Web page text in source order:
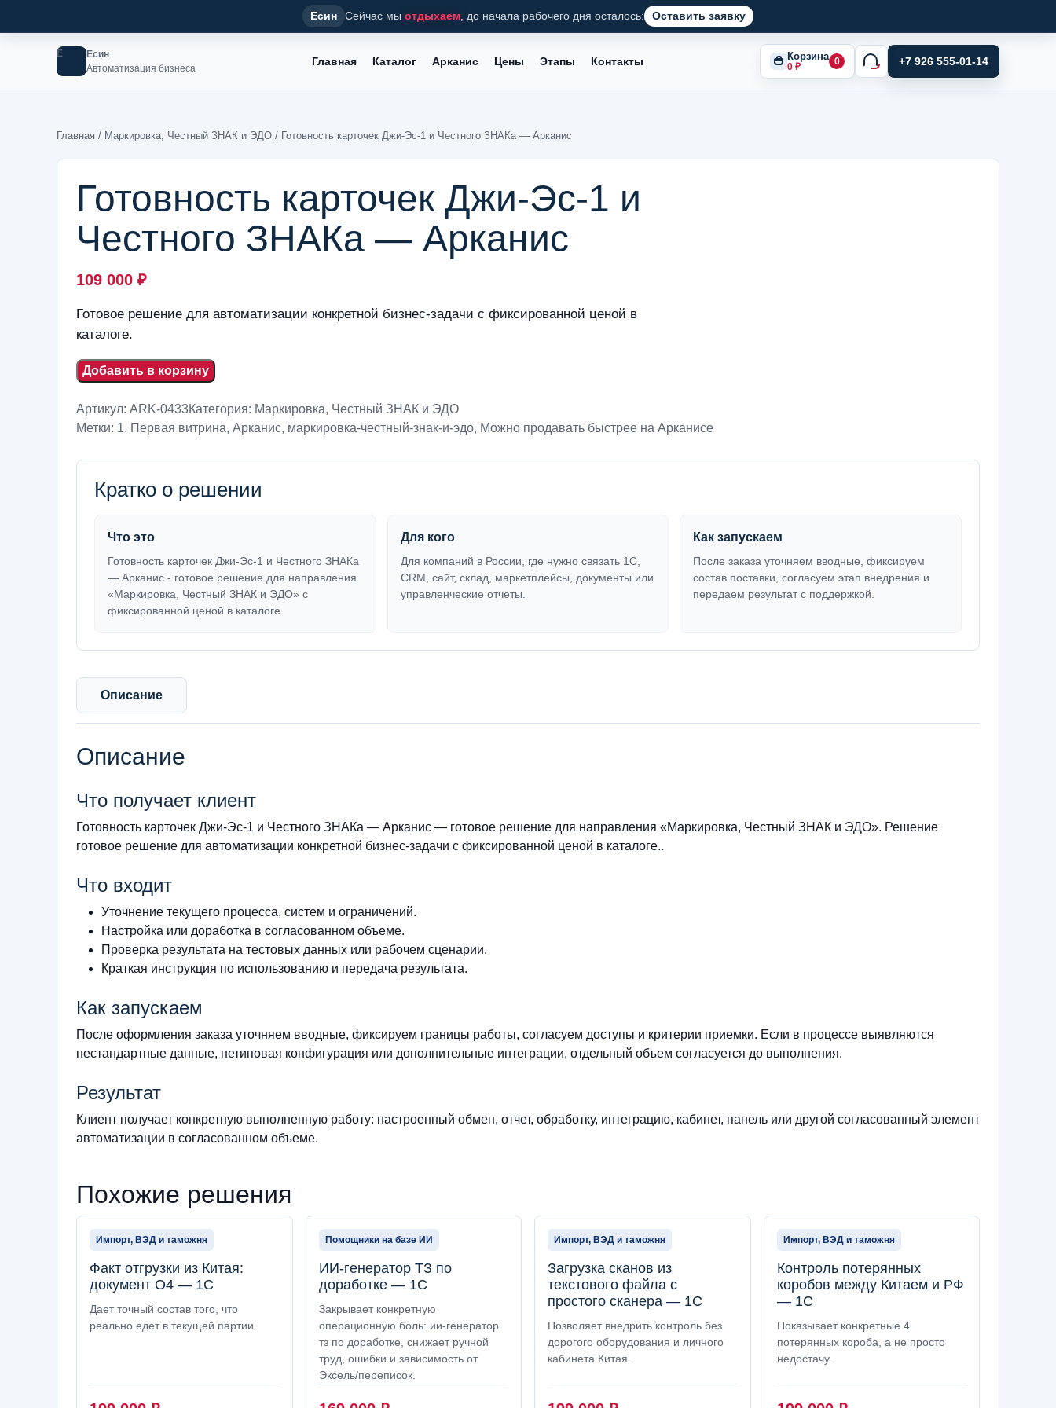
Есин Сейчас мы отдыхаем , до начала рабочего дня осталось: Оставить заявку
Е
Есин
Автоматизация бизнеса
Главная Каталог Арканис Цены Этапы Контакты Корзина
0 ₽ 0 +7 926 555-01-14
Главная / Маркировка, Честный ЗНАК и ЭДО / Готовность карточек Джи-Эс-1 и Честного ЗНАКа — Арканис
Готовность карточек Джи-Эс-1 и
Честного ЗНАКа — Арканис
109 000 ₽
Готовое решение для автоматизации конкретной бизнес-задачи с фиксированной ценой в
каталоге.
Добавить в корзину
Артикул: ARK-0433Категория: Маркировка, Честный ЗНАК и ЭДО
Метки: 1. Первая витрина, Арканис, маркировка-честный-знак-и-эдо, Можно продавать быстрее на Арканисе
Кратко о решении
Что это
Готовность карточек Джи-Эс-1 и Честного ЗНАКа
— Арканис - готовое решение для направления
«Маркировка, Честный ЗНАК и ЭДО» с
фиксированной ценой в каталоге.
Для кого
Для компаний в России, где нужно связать 1С,
CRM, сайт, склад, маркетплейсы, документы или
управленческие отчеты.
Как запускаем
После заказа уточняем вводные, фиксируем
состав поставки, согласуем этап внедрения и
передаем результат с поддержкой.
Описание
Описание
Что получает клиент
Готовность карточек Джи-Эс-1 и Честного ЗНАКа — Арканис — готовое решение для направления «Маркировка, Честный ЗНАК и ЭДО». Решение
готовое решение для автоматизации конкретной бизнес-задачи с фиксированной ценой в каталоге..
Что входит
Уточнение текущего процесса, систем и ограничений.
Настройка или доработка в согласованном объеме.
Проверка результата на тестовых данных или рабочем сценарии.
Краткая инструкция по использованию и передача результата.
Как запускаем
После оформления заказа уточняем вводные, фиксируем границы работы, согласуем доступы и критерии приемки. Если в процессе выявляются
нестандартные данные, нетиповая конфигурация или дополнительные интеграции, отдельный объем согласуется до выполнения.
Результат
Клиент получает конкретную выполненную работу: настроенный обмен, отчет, обработку, интеграцию, кабинет, панель или другой согласованный элемент
автоматизации в согласованном объеме.
Похожие решения
Импорт, ВЭД и таможня
Факт отгрузки из Китая:
документ О4 — 1С
Дает точный состав того, что
реально едет в текущей партии.
Помощники на базе ИИ
ИИ-генератор ТЗ по
доработке — 1С
Закрывает конкретную
операционную боль: ии-генератор
тз по доработке, снижает ручной
труд, ошибки и зависимость от
Эксель/переписок.
Импорт, ВЭД и таможня
Загрузка сканов из
текстового файла с
простого сканера — 1С
Позволяет внедрить контроль без
дорогого оборудования и личного
кабинета Китая.
Импорт, ВЭД и таможня
Контроль потерянных
коробов между Китаем и РФ
— 1С
Показывает конкретные 4
потерянных короба, а не просто
недостачу.